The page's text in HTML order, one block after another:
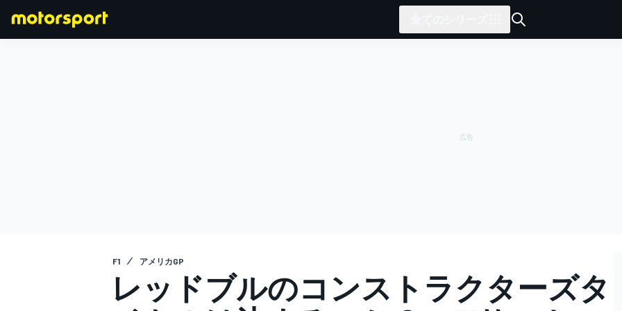
F1 アメリカGP
レッドブルのコンストラクターズタ